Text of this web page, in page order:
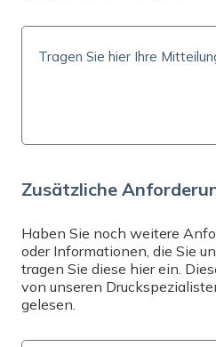
aninfo@expresta.at,
per Online-Chat, Mo-Fr
Ihre Fragen.
Zusätzliche
Haben Sie noch weitere
oder Informationen, die Sie
tragen Sie diese hier ein.
von unseren
gelesen.